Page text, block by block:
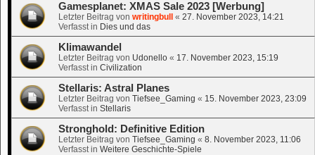
Gamesplanet: XMAS Sale 2023 [Werbung]
Letzter Beitrag von writingbull « 27. November 2023, 14:21
Verfasst in Dies und das
Klimawandel
Letzter Beitrag von Udonello « 17. November 2023, 15:19
Verfasst in Civilization
Stellaris: Astral Planes
Letzter Beitrag von Tiefsee_Gaming « 15. November 2023, 23:09
Verfasst in Stellaris
Stronghold: Definitive Edition
Letzter Beitrag von Tiefsee_Gaming « 8. November 2023, 11:06
Verfasst in Weitere Geschichte-Spiele